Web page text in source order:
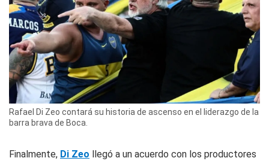
Rafael Di Zeo contará su historia de ascenso en el liderazgo de la
barra brava de Boca.
Finalmente, Di Zeo llegó a un acuerdo con los productores